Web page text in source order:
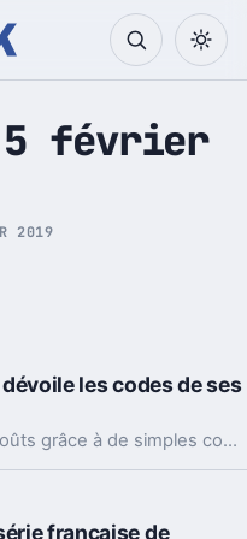
culture
5 février
2019
les codes de ses
Une large sélection pour tous les goûts grâce à de simples codes.
française de